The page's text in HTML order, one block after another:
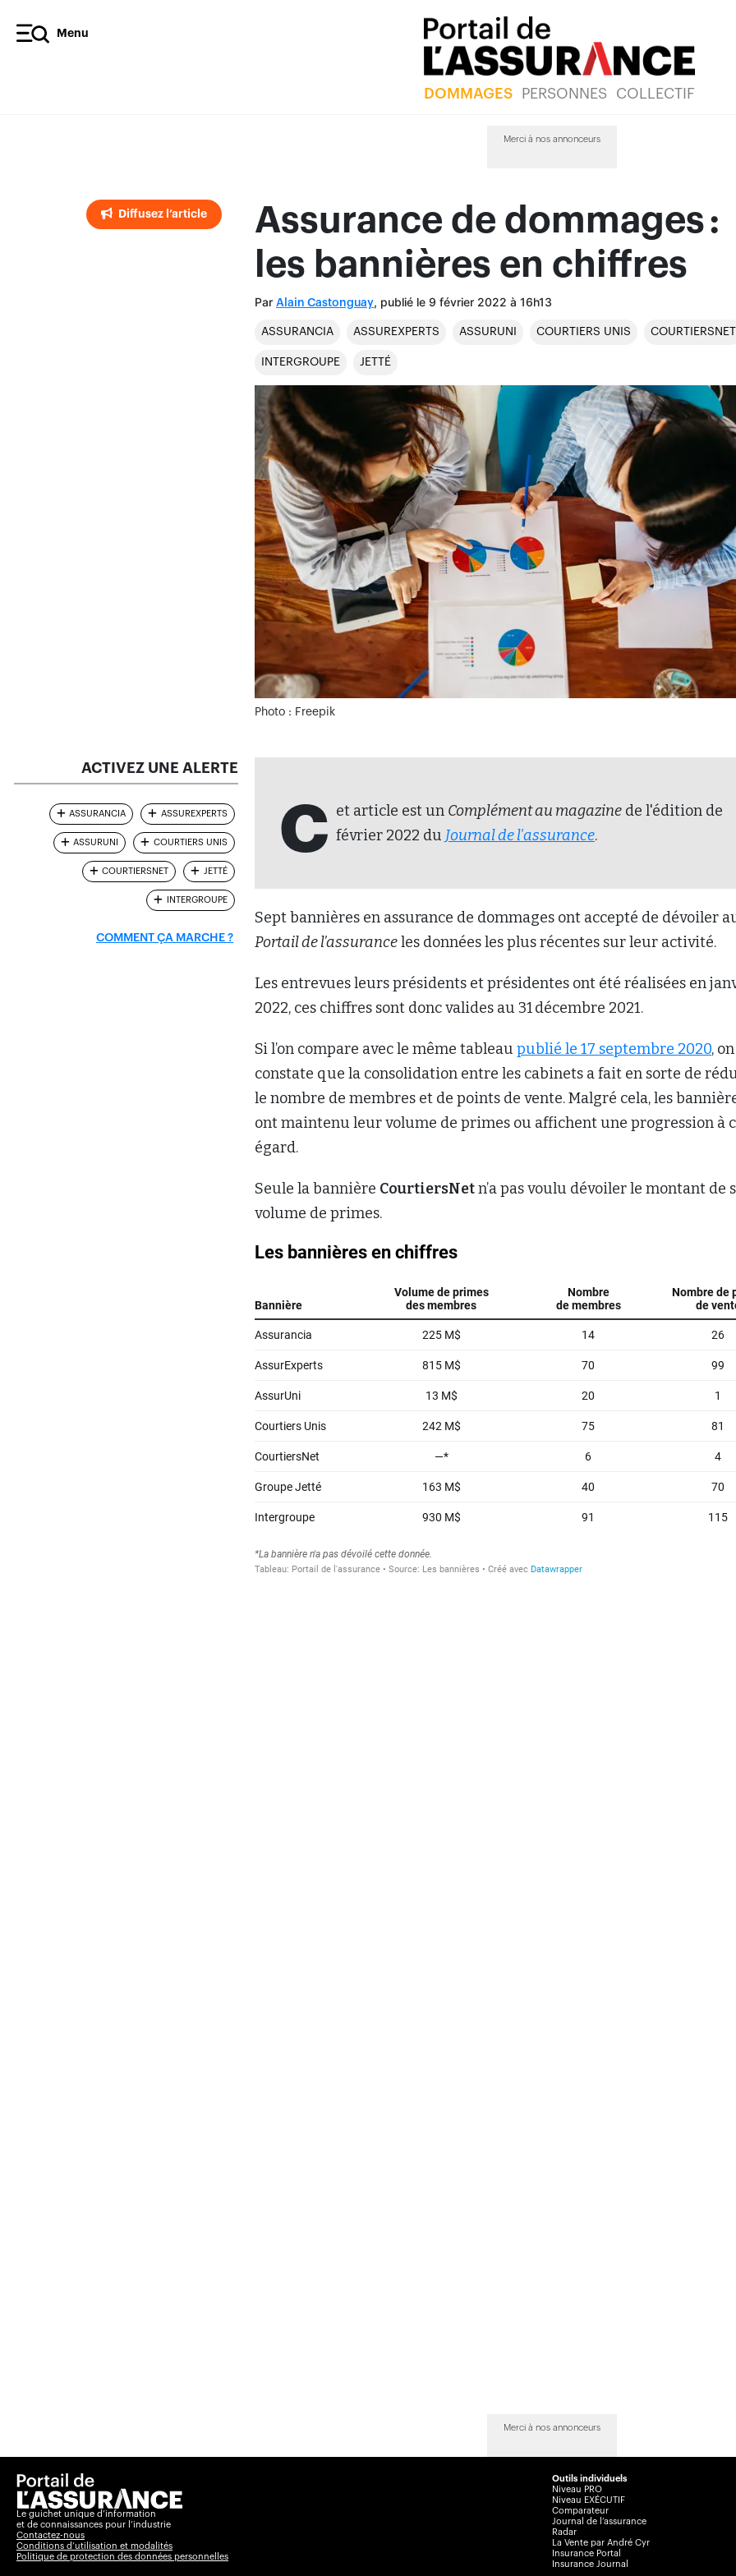
Menu
DOMMAGES PERSONNES COLLECTIF
Merci à nos annonceurs
Diffusez l’article
Assurance de dommages :
les bannières en chiffres
Par Alain Castonguay, publié le 9 février 2022 à 16h13
ASSURANCIA ASSUREXPERTS ASSURUNI COURTIERS UNIS COURTIERSNET
INTERGROUPE JETTÉ
Photo : Freepik
C et article est un Complément au magazine de l'édition de
février 2022 du Journal de l'assurance.
Sept bannières en assurance de dommages ont accepté de dévoiler
Portail de l’assuranceles données les plus récentes sur leur activité.
Les entrevues leurs présidents et présidentes ont été réalisées en
2022, ces chiffres sont donc valides au 31 décembre 2021.
Si l’on compare avec le même tableau publié le 17 septembre 2020, on
constate que la consolidation entre les cabinets a fait en sorte de
le nombre de membres et de points de vente. Malgré cela, les
ont maintenu leur volume de primes ou affichent une progression à
égard.
Seule la bannière CourtiersNetn’a pas voulu dévoiler le montant de
volume de primes.
ACTIVEZ UNE ALERTE
ASSURANCIA ASSUREXPERTS
ASSURUNI COURTIERS UNIS
COURTIERSNET JETTÉ
INTERGROUPE
COMMENT ÇA MARCHE ?
Merci à nos annonceurs
Le guichet unique d’information
et de connaissances pour l’industrie
Contactez-nous
Conditions d’utilisation et modalités
Politique de protection des données personnelles
Outils individuels
Niveau PRO
Niveau EXÉCUTIF
Comparateur
Journal de l’assurance
Radar
La Vente par André Cyr
Insurance Portal
Insurance Journal